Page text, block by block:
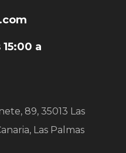
a
89, 35013 Las
Las Palmas